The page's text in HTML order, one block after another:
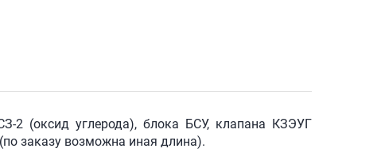
2 (оксид углерода), блока БСУ, клапана КЗЭУГ
заказу возможна иная длина).